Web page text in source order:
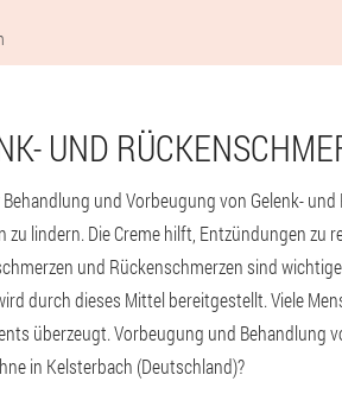
UND
und Vorbeugung von Gelenk-
lindern. Die Creme hilft, Entzündungen zu
und Rückenschmerzen sind
durch dieses Mittel bereitgestellt. Viele
überzeugt. Vorbeugung und Behandlung
in Kelsterbach (Deutschland)?